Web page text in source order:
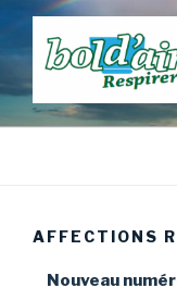
contenu
principal
AFFECTIONS
Nouveau